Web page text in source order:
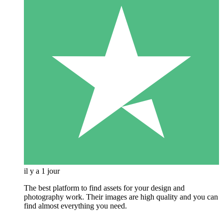
il y a 1 jour
The best platform to find assets for your design and
photography work. Their images are high quality and you can
find almost everything you need.